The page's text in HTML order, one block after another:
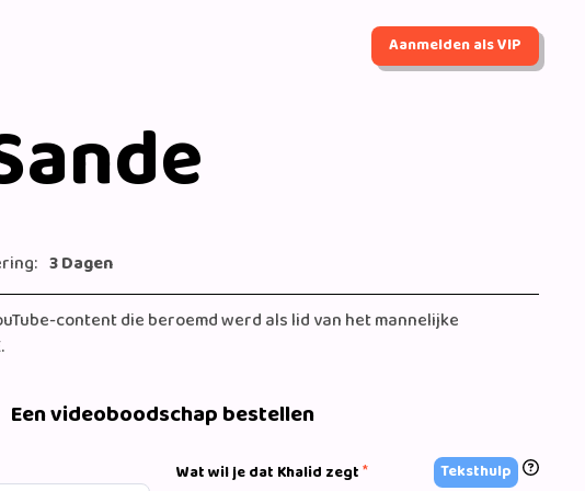
Aanmelden als VIP
3 Dagen
content die beroemd werd als lid van het mannelijke
Een videoboodschap bestellen
Wat wil je dat Khalid zegt* Teksthulp